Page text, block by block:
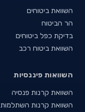
השוואת ביטוחים
הר הביטוח
בדיקת כפל ביטוחים
השוואת ביטוח רכב
השוואות פיננסיות
השוואת קרנות פנסיה
השוואת קרנות השתלמות